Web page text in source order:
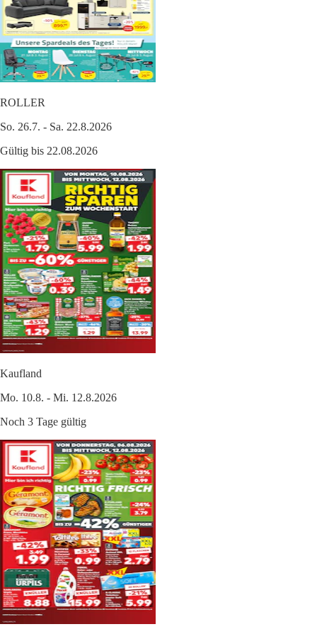
ROLLER
So. 26.7. - Sa. 22.8.2026
Gültig bis 22.08.2026
Kaufland
Mo. 10.8. - Mi. 12.8.2026
Noch 3 Tage gültig